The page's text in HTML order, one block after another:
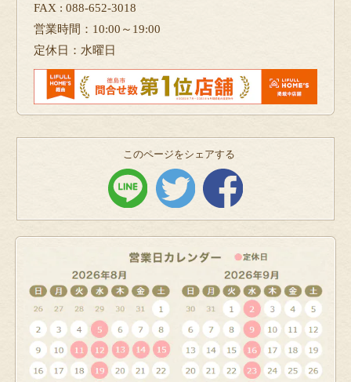
FAX : 088-652-3018
営業時間：10:00～19:00
定休日：水曜日
このページをシェアする